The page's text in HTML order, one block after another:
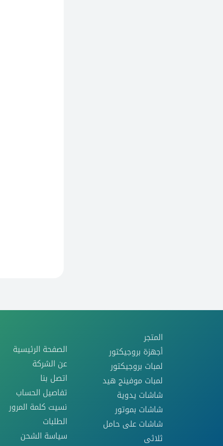
الصفحة الرئيسية
عن الشركة
اتصل بنا
تفاصيل الحساب
نسيت كلمة المرور
الطلبات
سياسة الشحن
المتجر
أجهزة بروجيكتور
لمبات بروجيكتور
لمبات موفينج هيد
شاشات يدوية
شاشات بموتور
شاشات على حامل
ثلاثى